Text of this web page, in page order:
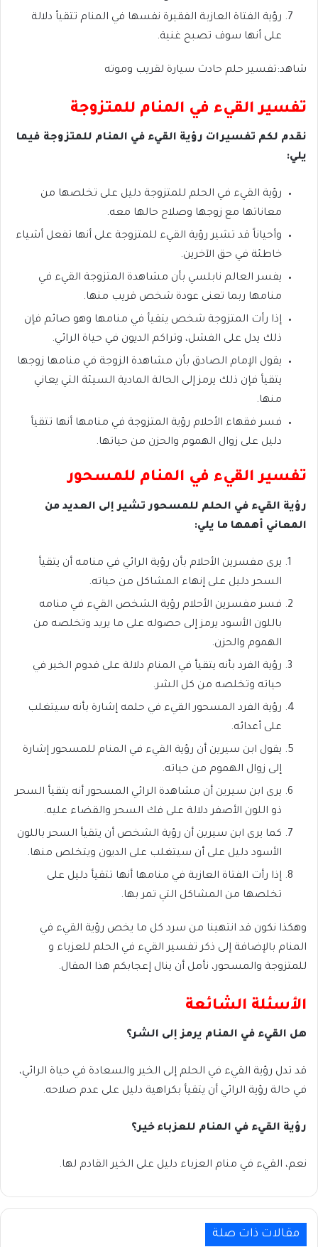
رؤية الفتاة العازبة الفقيرة نفسها في المنام تتقيأ دلالة
على أنها سوف تصبح غنية.
شاهد:تفسير حلم حادث سيارة لقريب وموته
تفسير القيء في المنام للمتزوجة
نقدم لكم تفسيرات رؤية القيء في المنام للمتزوجة فيما
يلي:
رؤية القيء في الحلم للمتزوجة دليل على تخلصها من
معاناتها مع زوجها وصلاح حالها معه.
وأحياناً قد تشير رؤية القيء للمتزوجة على أنها تفعل أشياء
خاطئة في حق الآخرين.
يفسر العالم نابلسي بأن مشاهدة المتزوجة القيء في
منامها ربما تعنى عودة شخص قريب منها.
إذا رأت المتزوجة شخص يتقيأ في منامها وهو صائم فإن
ذلك يدل على الفشل، وتراكم الديون في حياة الرائي.
يقول الإمام الصادق بأن مشاهدة الزوجة في منامها زوجها
يتقيأ فإن ذلك يرمز إلى الحالة المادية السيئة التي يعاني
منها.
فسر فقهاء الأحلام رؤية المتزوجة في منامها أنها تتقيأ
دليل على زوال الهموم والحزن من حياتها.
تفسير القيء في المنام للمسحور
رؤية القيء في الحلم للمسحور تشير إلى العديد من
المعاني أهمها ما يلي:
يرى مفسرين الأحلام بأن رؤية الرائي في منامه أن يتقيأ
السحر دليل على إنهاء المشاكل من حياته.
فسر مفسرين الأحلام رؤية الشخص القيء في منامه
باللون الأسود يرمز إلى حصوله على ما يريد وتخلصه من
الهموم والحزن.
رؤية الفرد بأنه يتقيأ في المنام دلالة على قدوم الخير في
حياته وتخلصه من كل الشر.
رؤية الفرد المسحور القيء في حلمه إشارة بأنه سيتغلب
على أعدائه.
يقول ابن سيرين أن رؤية القيء في المنام للمسحور إشارة
إلى زوال الهموم من حياته.
يرى ابن سيرين أن مشاهدة الرائي المسحور أنه يتقيأ السحر
ذو اللون الأصفر دلالة على فك السحر والقضاء عليه.
كما يرى ابن سيرين أن رؤية الشخص أن يتقيأ السحر باللون
الأسود دليل على أن سيتغلب على الديون ويتخلص منها.
إذا رأت الفتاة العازبة في منامها أنها تتقيأ دليل على
تخلصها من المشاكل التي تمر بها.
وهكذا نكون قد انتهينا من سرد كل ما يخص رؤية القيء في
المنام بالإضافة إلى ذكر تفسير القيء في الحلم للعزباء و
للمتزوجة والمسحور، نأمل أن ينال إعجابكم هذا المقال.
الأسئلة الشائعة
هل القيء في المنام يرمز إلى الشر؟
قد تدل رؤية القيء في الحلم إلى الخير والسعادة في حياة الرائي،
في حالة رؤية الرائي أن يتقيأ بكراهية دليل على عدم صلاحه.
رؤية القيء في المنام للعزباء خير؟
نعم، القيء في منام العزباء دليل على الخير القادم لها.
مقالات ذات صلة